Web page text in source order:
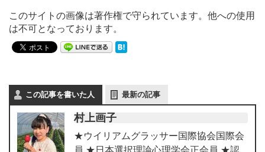
このサイトの画像は著作権で守られています。他への使用
は不可となっております。
この記事を書いた人 最新の記事
村上画子
★ウイリアムグラッサー国際協会国際会